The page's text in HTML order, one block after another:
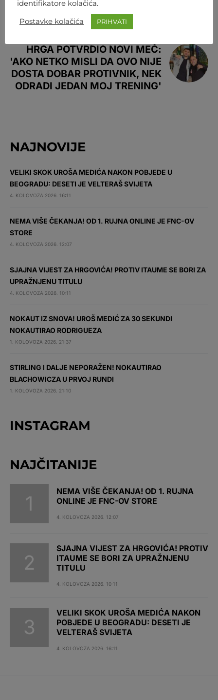
178. TEŠKAŠ SVIJETA!
NEXT ARTICLE
HRGA POTVRDIO NOVI MEČ:
'AKO NETKO MISLI DA OVO NIJE
DOSTA DOBAR PROTIVNIK, NEK
ODRADI JEDAN MOJ TRENING'
NAJNOVIJE
VELIKI SKOK UROŠA MEDIĆA NAKON POBJEDE U
BEOGRADU: DESETI JE VELTERAŠ SVIJETA
4. KOLOVOZA 2026. 16:11
NEMA VIŠE ČEKANJA! OD 1. RUJNA ONLINE JE FNC-OV
STORE
4. KOLOVOZA 2026. 12:07
SJAJNA VIJEST ZA HRGOVIĆA! PROTIV ITAUME SE BORI ZA
UPRAŽNJENU TITULU
4. KOLOVOZA 2026. 10:11
NOKAUT IZ SNOVA! UROŠ MEDIĆ ZA 30 SEKUNDI
NOKAUTIRAO RODRIGUEZA
1. KOLOVOZA 2026. 21:37
STIRLING I DALJE NEPORAŽEN! NOKAUTIRAO
BLACHOWICZA U PRVOJ RUNDI
1. KOLOVOZA 2026. 21:10
INSTAGRAM
NAJČITANIJE
NEMA VIŠE ČEKANJA! OD 1. RUJNA
ONLINE JE FNC-OV STORE
4. KOLOVOZA 2026. 12:07
SJAJNA VIJEST ZA HRGOVIĆA! PROTIV
ITAUME SE BORI ZA UPRAŽNJENU
TITULU
4. KOLOVOZA 2026. 10:11
VELIKI SKOK UROŠA MEDIĆA NAKON
POBJEDE U BEOGRADU: DESETI JE
VELTERAŠ SVIJETA
4. KOLOVOZA 2026. 16:11
identifikatore kolačića.
Postavke kolačića PRIHVATI